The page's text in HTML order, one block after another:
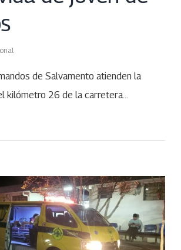
de Salvamento atienden la
kilómetro 26 de la carretera…